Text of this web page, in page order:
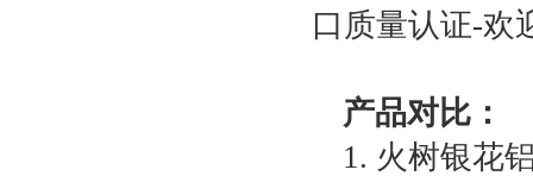
口质量认证-欢
产品对比：
1. 火树银花